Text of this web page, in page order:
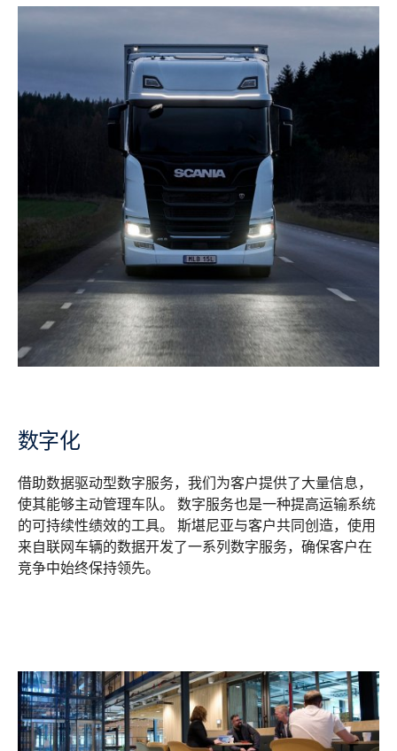
数字化
借助数据驱动型数字服务，我们为客户提供了大量信息，
使其能够主动管理车队。 数字服务也是一种提高运输系统
的可持续性绩效的工具。 斯堪尼亚与客户共同创造，使用
来自联网车辆的数据开发了一系列数字服务，确保客户在
竞争中始终保持领先。